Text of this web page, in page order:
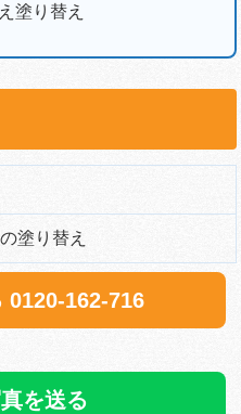
塗り替え
塗り替え
0120-162-716
を送る